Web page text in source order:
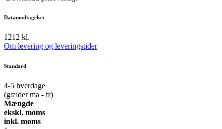
Datamodtagelse:
1212 kl.
Om levering og leveringstider
Standard
4-5 hverdage
(gælder ma - fr)
Mængde
ekskl. moms
inkl. moms